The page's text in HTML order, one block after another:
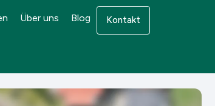
Über uns Blog Kontakt